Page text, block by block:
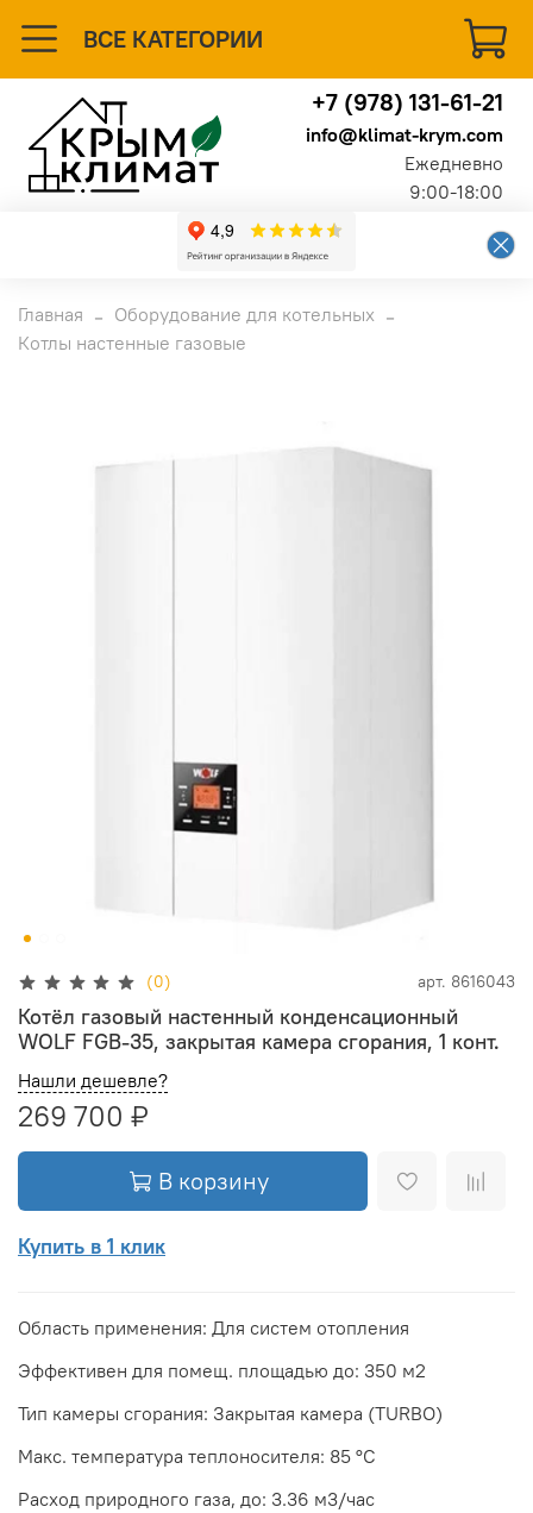
ВСЕ КАТЕГОРИИ
+7 (978) 131-61-21
info@klimat-krym.com
Ежедневно
9:00-18:00
Главная
Оборудование для котельных
Котлы настенные газовые
(0) арт. 8616043
Котёл газовый настенный конденсационный
WOLF FGB-35, закрытая камера сгорания, 1 конт.
Нашли дешевле?
269 700 ₽
В корзину
Купить в 1 клик
Область применения: Для систем отопления
Эффективен для помещ. площадью до: 350 м2
Тип камеры сгорания: Закрытая камера (TURBO)
Макс. температура теплоносителя: 85 °С
Расход природного газа, до: 3.36 м3/час